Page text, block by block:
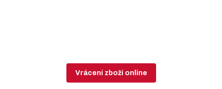
Vrácení zboží online